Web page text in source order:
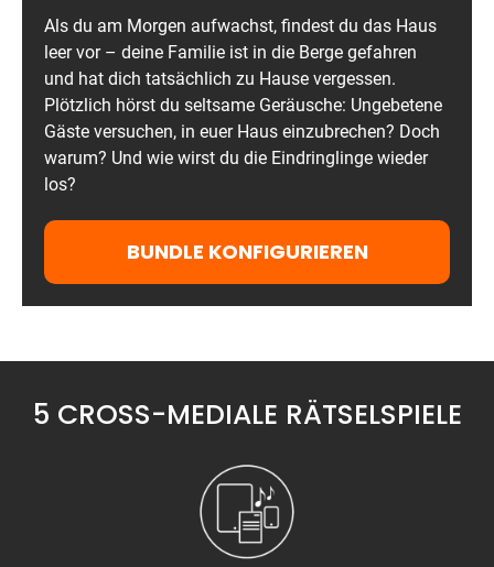
Als du am Morgen aufwachst, findest du das Haus
leer vor – deine Familie ist in die Berge gefahren
und hat dich tatsächlich zu Hause vergessen.
Plötzlich hörst du seltsame Geräusche: Ungebetene
Gäste versuchen, in euer Haus einzubrechen? Doch
warum? Und wie wirst du die Eindringlinge wieder
los?
BUNDLE KONFIGURIEREN
5 CROSS-MEDIALE RÄTSELSPIELE